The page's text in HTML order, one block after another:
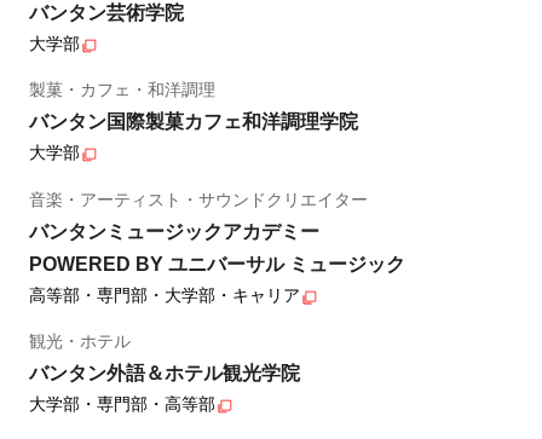
バンタン芸術学院
大学部
製菓・カフェ・和洋調理
バンタン国際製菓カフェ和洋調理学院
大学部
音楽・アーティスト・サウンドクリエイター
バンタンミュージックアカデミー
POWERED BY ユニバーサル ミュージック
高等部・専門部・大学部・キャリア
観光・ホテル
バンタン外語＆ホテル観光学院
大学部・専門部・高等部